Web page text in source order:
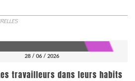
28 / 06 / 2026
travailleurs dans leurs habits